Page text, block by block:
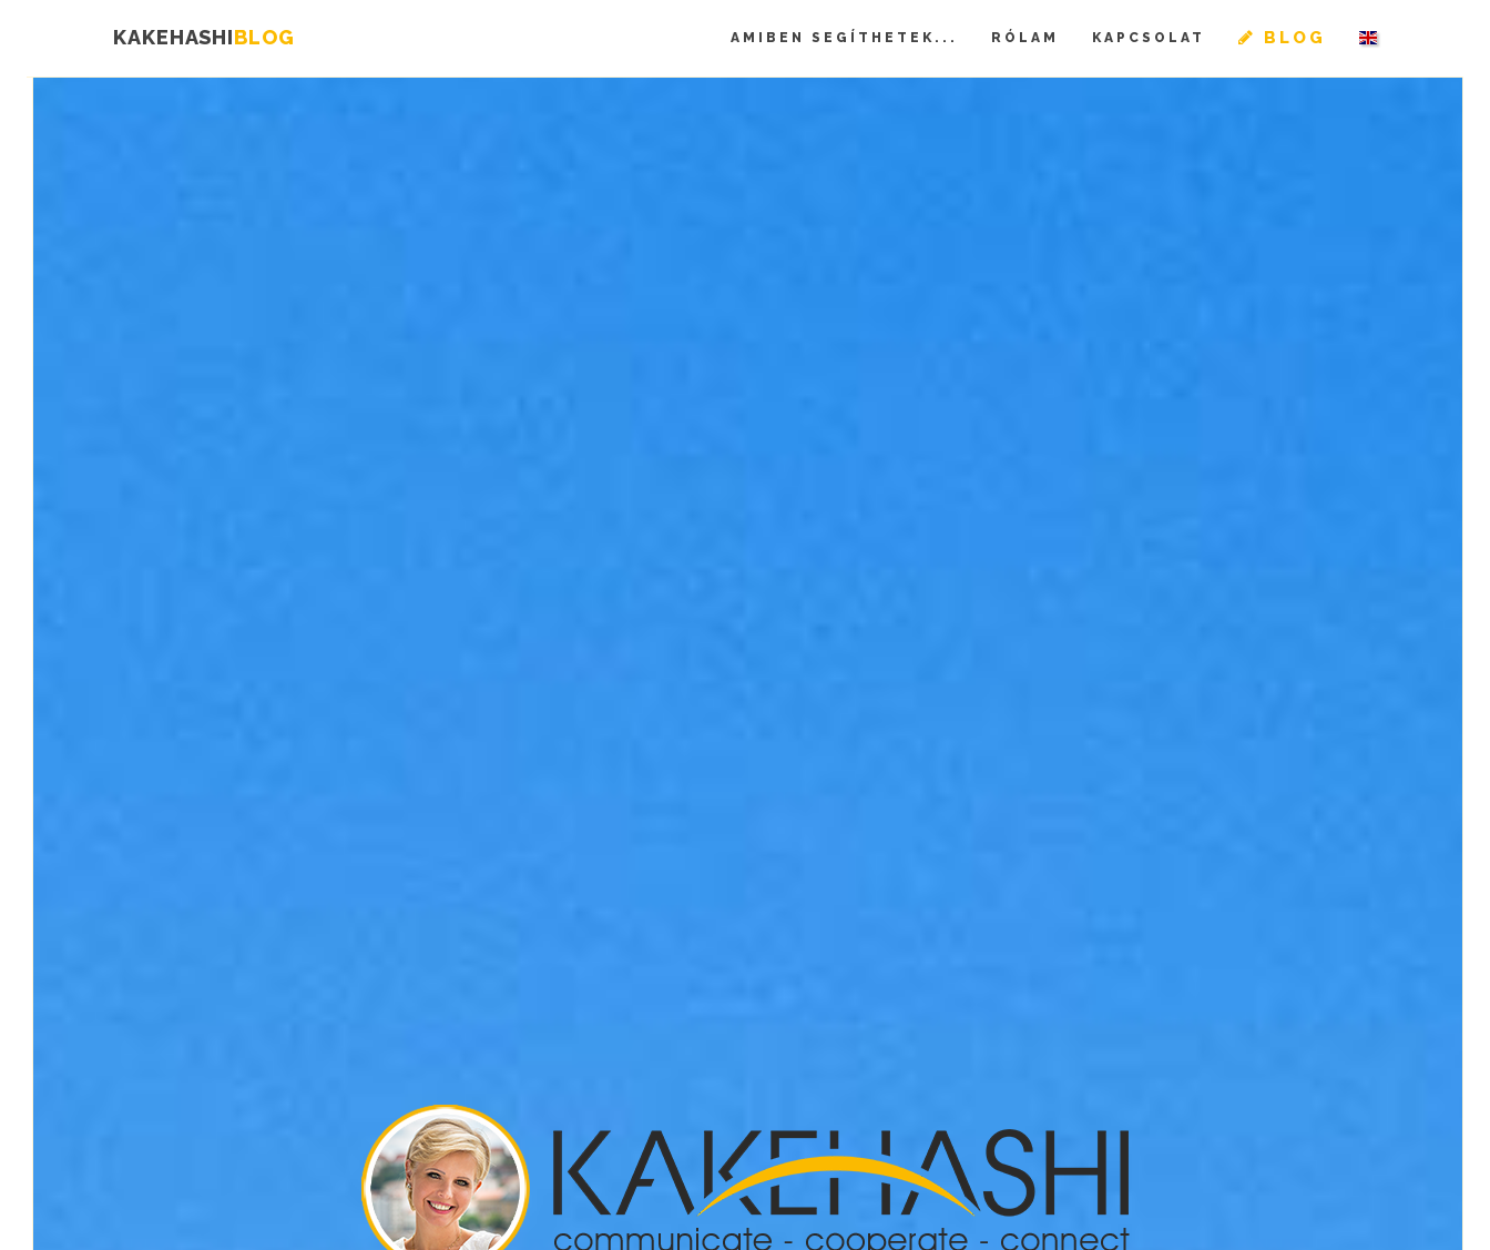
KAKEHASHIBLOG AMIBEN SEGÍTHETEK... RÓLAM KAPCSOLAT BLOG